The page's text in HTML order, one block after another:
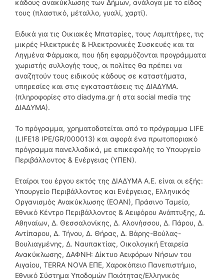
κάδους ανακύκλωσης των Δήμων, ανάλογα με το είδος
τους (πλαστικό, μέταλλο, γυαλί, χαρτί).
Ειδικά για τις Οικιακές Μπαταρίες, τους Λαμπτήρες, τις
μικρές Ηλεκτρικές & Ηλεκτρονικές Συσκευές και τα
Ληγμένα Φάρμακα, που ήδη εφαρμόζονται προγράμματα
χωριστής συλλογής τους, οι πολίτες θα πρέπει να
αναζητούν τους ειδικούς κάδους σε καταστήματα,
υπηρεσίες και στις εγκαταστάσεις τις ΔΙΑΔΥΜΑ.
(πληροφορίες στο diadyma.gr ή στα social media της
ΔΙΑΔΥΜΑ).
Το πρόγραμμα, χρηματοδοτείται από το πρόγραμμα LIFE
(LIFE18 IPE/GR/000013) και αφορά ένα πρωτοποριακό
πρόγραμμα πανελλαδικά, με επικεφαλής το Υπουργείο
Περιβάλλοντος & Ενέργειας (ΥΠΕΝ).
Εταίροι του έργου εκτός της ΔΙΑΔΥΜΑ Α.Ε. είναι οι εξής:
Υπουργείο Περιβάλλοντος και Ενέργειας, Ελληνικός
Οργανισμός Ανακύκλωσης (ΕΟΑΝ), Πράσινο Ταμείο,
Εθνικό Κέντρο Περιβάλλοντος & Αειφόρου Ανάπτυξης, Δ.
Αθηναίων, Δ. Θεσσαλονίκης, Δ. Αλονήσσου, Δ. Πάρου, Δ.
Αντίπαρου, Δ. Τήνου, Δ. Θήρας, Δ. Βάρης-Βούλας-
Βουλιαγμένης, Δ. Ναυπακτίας, Οικολογική Εταιρεία
Ανακύκλωσης, ΔΑΦΝΗ: Δίκτυο Αειφόρων Νήσων του
Αιγαίου, TERRA NOVA ΕΠΕ, Χαροκόπειο Πανεπιστήμιο,
Εθνικό Σύστημα Υποδομών Ποιότητας/Ελληνικός